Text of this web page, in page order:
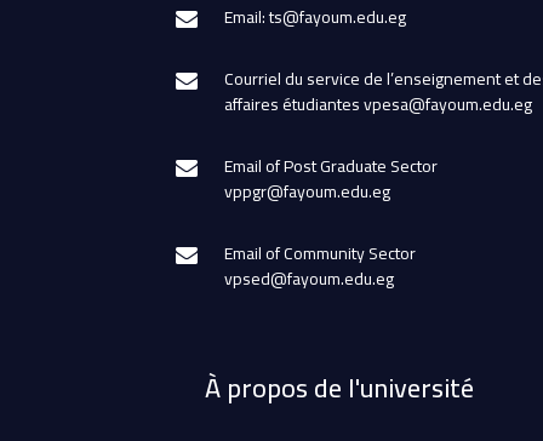
Email: ts@fayoum.edu.eg
Courriel du service de l’enseignement et
affaires étudiantes vpesa@fayoum.edu.eg
Email of Post Graduate Sector
vppgr@fayoum.edu.eg
Email of Community Sector
vpsed@fayoum.edu.eg
À propos de l'université